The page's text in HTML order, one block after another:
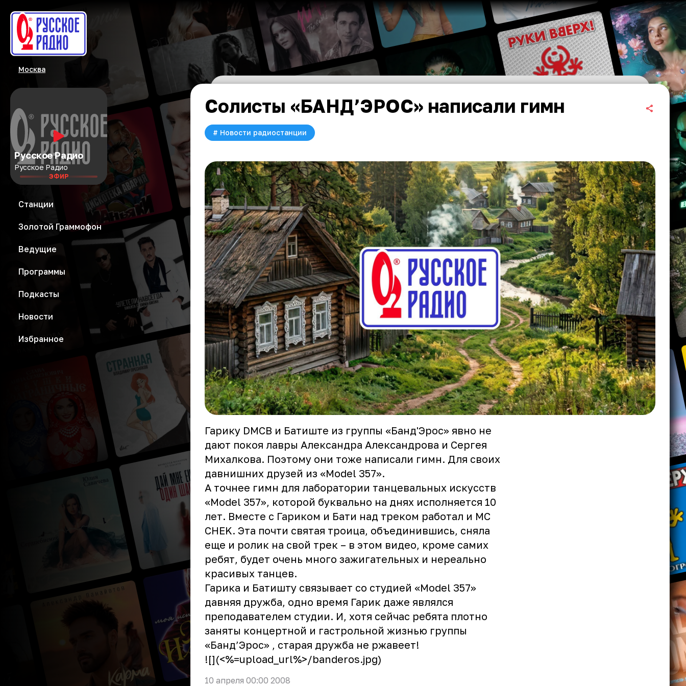
Москва
Русское Радио
Русское Радио
ЭФИР
Станции
Золотой Граммофон
Ведущие
Программы
Подкасты
Новости
Избранное
Солисты «БАНД’ЭРОС» написали гимн
# Новости радиостанции
Гарику DMCB и Батиште из группы «Банд'Эрос» явно не
дают покоя лавры Александра Александрова и Сергея
Михалкова. Поэтому они тоже написали гимн. Для своих
давнишних друзей из «Model 357».
А точнее гимн для лаборатории танцевальных искусств
«Model 357», которой буквально на днях исполняется 10
лет. Вместе с Гариком и Бати над треком работал и MC
CHEK. Эта почти святая троица, объединившись, сняла
еще и ролик на свой трек – в этом видео, кроме самих
ребят, будет очень много зажигательных и нереально
красивых танцев.
Гарика и Батишту связывает со студией «Model 357»
давняя дружба, одно время Гарик даже являлся
преподавателем студии. И, хотя сейчас ребята плотно
заняты концертной и гастрольной жизнью группы
«Банд’Эрос» , старая дружба не ржавеет!
![](<%=upload_url%>/banderos.jpg)
10 апреля 00:00 2008